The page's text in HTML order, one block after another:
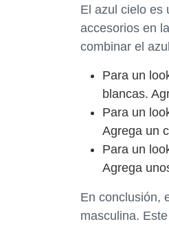
El azul cielo es
accesorios en
combinar el
Para un
blancas.
Para un
Agrega un
Para un
Agrega
En conclusión,
masculina.